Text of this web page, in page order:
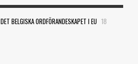
BELGISKA ORDFÖRANDESKAPET I EU 18